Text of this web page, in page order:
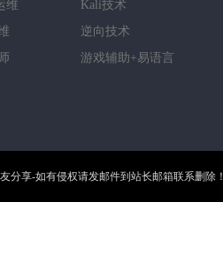
维
Kali技术
逆向技术
游戏辅助+易语言
分享-如有侵权请发邮件到站长邮箱联系删除！